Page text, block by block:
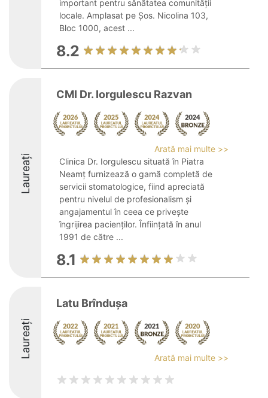
important pentru sănătatea comunității
locale. Amplasat pe Șos. Nicolina 103,
Bloc 1000, acest ...
8.2
Laureați
CMI Dr. Iorgulescu Razvan
Arată mai multe >>
Clinica Dr. Iorgulescu situată în Piatra
Neamț furnizează o gamă completă de
servicii stomatologice, fiind apreciată
pentru nivelul de profesionalism și
angajamentul în ceea ce privește
îngrijirea pacienților. Înființată în anul
1991 de către ...
8.1
Laureați
Latu Brînduşa
Arată mai multe >>